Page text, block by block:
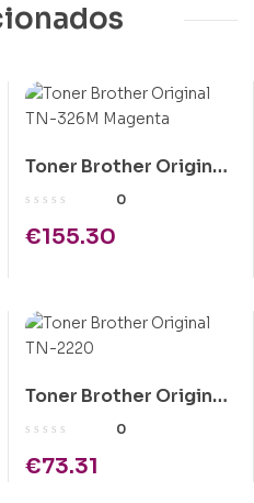
Toner Brother Original
TN-326M Magenta
0
€155.30
Toner Brother Original
TN-2220
0
€73.31